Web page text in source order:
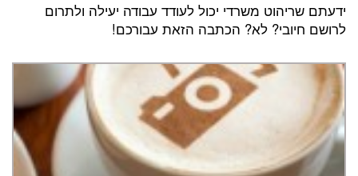
ידעתם שריהוט משרדי יכול לעודד עבודה יעילה ולתרום
לרושם חיובי? לא? הכתבה הזאת עבורכם!